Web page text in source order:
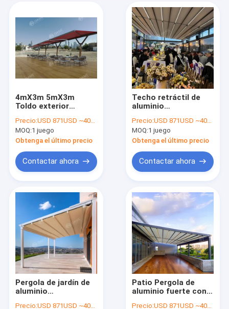
4mX3m 5mX3m
Toldo exterior
retráctil para patio
Precio:USD 871USD ~4000USD or more based on the sizes
MOQ:1 juego
Obtenga el último precio
Contactar ahora
Techo retráctil de
aluminio
Control remoto
moderno
Precio:USD 871USD ~4000USD or more based on the sizes
MOQ:1 juego
Obtenga el último precio
Contactar ahora
Pergola de jardín de
aluminio
Precio:USD 871USD ~4000USD or more based on the sizes
Patio Pergola de
aluminio fuerte con
Precio:USD 871USD ~4000USD or more based on the sizes